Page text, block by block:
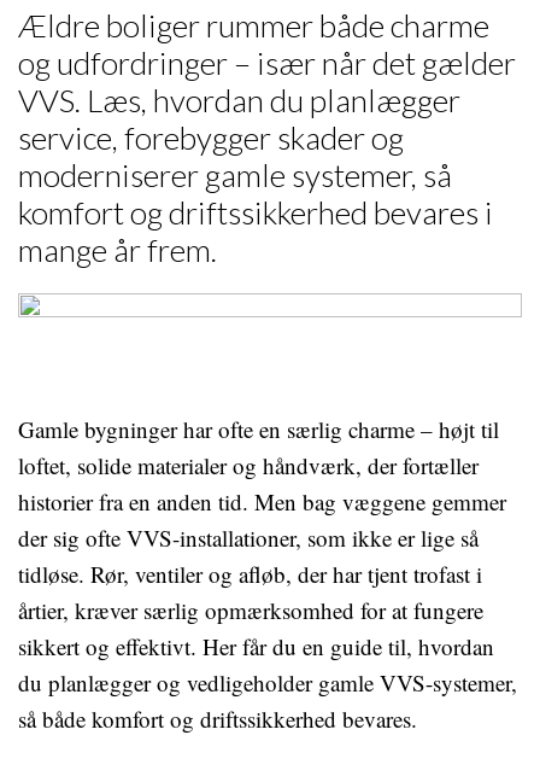
Ældre boliger rummer både charme
og udfordringer – især når det gælder
VVS. Læs, hvordan du planlægger
service, forebygger skader og
moderniserer gamle systemer, så
komfort og driftssikkerhed bevares i
mange år frem.
Gamle bygninger har ofte en særlig charme – højt til
loftet, solide materialer og håndværk, der fortæller
historier fra en anden tid. Men bag væggene gemmer
der sig ofte VVS-installationer, som ikke er lige så
tidløse. Rør, ventiler og afløb, der har tjent trofast i
årtier, kræver særlig opmærksomhed for at fungere
sikkert og effektivt. Her får du en guide til, hvordan
du planlægger og vedligeholder gamle VVS-systemer,
så både komfort og driftssikkerhed bevares.